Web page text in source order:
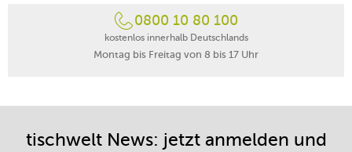
0800 10 80 100
kostenlos innerhalb Deutschlands
Montag bis Freitag von 8 bis 17 Uhr
tischwelt News: jetzt anmelden und